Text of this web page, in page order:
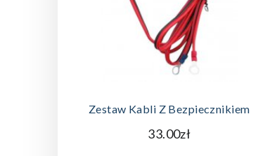
Zestaw Kabli Z Bezpiecznikiem
33.00zł